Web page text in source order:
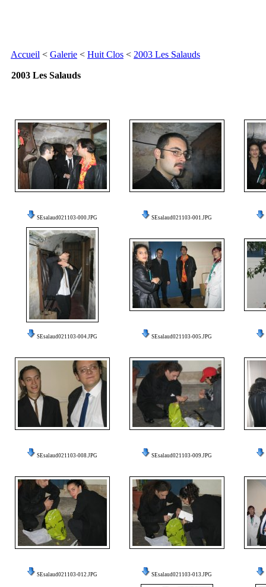
Accueil < Galerie < Huit Clos < 2003 Les Salauds
2003 Les Salauds
SEsalaud021103-000.JPG SEsalaud021103-001.JPG
SEsalaud021103-004.JPG SEsalaud021103-005.JPG
SEsalaud021103-008.JPG SEsalaud021103-009.JPG
SEsalaud021103-012.JPG SEsalaud021103-013.JPG